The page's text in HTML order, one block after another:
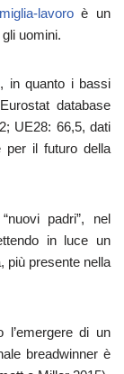
lavoroè un
uomini.
in quanto i bassi
database
UE28: 66,5, dati
per il futuro della
padri”, nel
in luce un
più presente nella
l’emergere di un
breadwinner è